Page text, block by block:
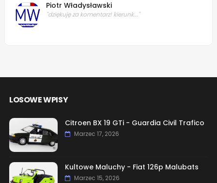
Piotr Władysławski
"dziękuję za komentarz! kierunk..."
LOSOWE WPISY
Citroen BX 19 GTi - Guardia Civil Trafico
Marzec 17, 2026
Kultowe Maluchy - Fiat 126p Malubats
Marzec 15, 2026